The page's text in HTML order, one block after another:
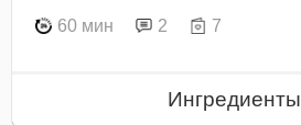
60 мин 2 7
Ингредиенты